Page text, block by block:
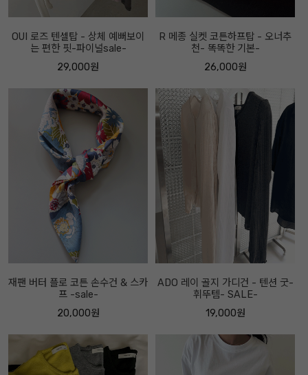
OUI 로즈 텐셀탑 - 상체 예뻐보이
는 편한 핏-파이널sale-
29,000원
R 메종 실켓 코튼하프탑 - 오너추
천- 똑똑한 기본-
26,000원
재팬 버터 플로 코튼 손수건 & 스카
프 -sale-
20,000원
ADO 레이 골지 가디건 - 텐션 굿-
휘뚜템- SALE-
19,000원